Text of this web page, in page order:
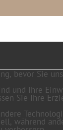
bevor Sie
und Ihre
Sie Ihre
während